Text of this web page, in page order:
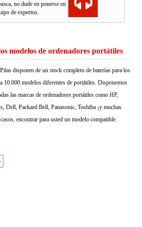
no dude en ponerse en
de expertos.
modelos de ordenadores portátiles
disponen de un stock completo de baterías para los
10.000 modelos diferentes de portátiles. Disponemos
las marcas de ordenadores portátiles como HP,
Dell, Packard Bell, Panasonic, Toshiba ¡y muchas
encontrar para usted un modelo compatible.